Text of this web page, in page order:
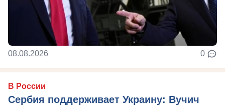
08.08.2026 0
В России
Сербия поддерживает Украину: Вучич